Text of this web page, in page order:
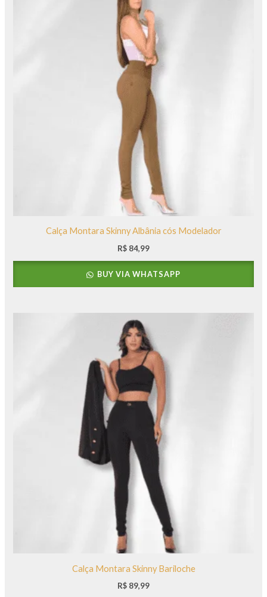
Calça Montara Skinny Albânia cós Modelador
R$ 84,99
BUY VIA WHATSAPP
Calça Montara Skinny Bariloche
R$ 89,99